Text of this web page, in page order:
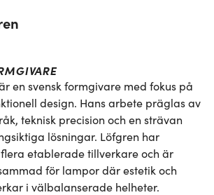
en svensk formgivare med fokus på
design. Hans arbete präglas av
teknisk precision och en strävan
lösningar. Löfgren har
etablerade tillverkare och är
för lampor där estetik och
i välbalanserade helheter.